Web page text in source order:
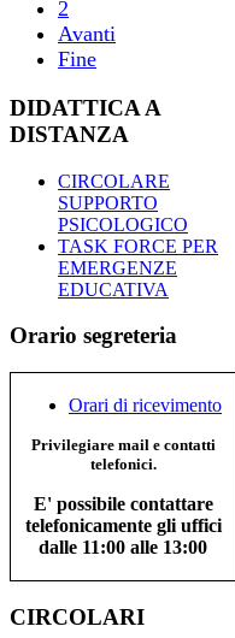
2
Avanti
Fine
DIDATTICA A
DISTANZA
CIRCOLARE
SUPPORTO
PSICOLOGICO
TASK FORCE PER
EMERGENZE
EDUCATIVA
Orario segreteria
Orari di ricevimento
Privilegiare mail e contatti
telefonici.
E' possibile contattare
telefonicamente gli uffici
dalle 11:00 alle 13:00
CIRCOLARI